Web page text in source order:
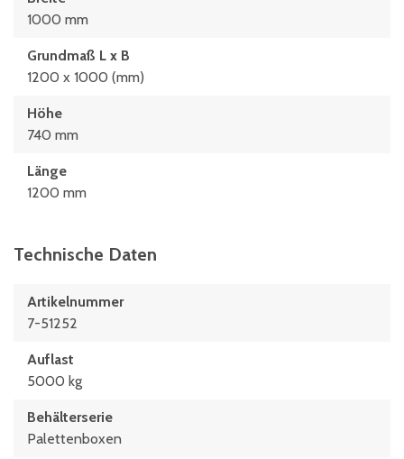
1000 mm
Grundmaß L x B
1200 x 1000 (mm)
Höhe
740 mm
Länge
1200 mm
Technische Daten
Artikelnummer
7-51252
Auflast
5000 kg
Behälterserie
Palettenboxen